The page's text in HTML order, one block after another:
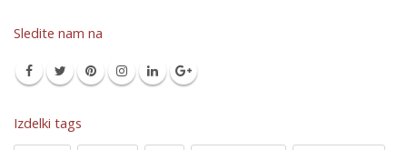
Sledite nam na
Izdelki tags